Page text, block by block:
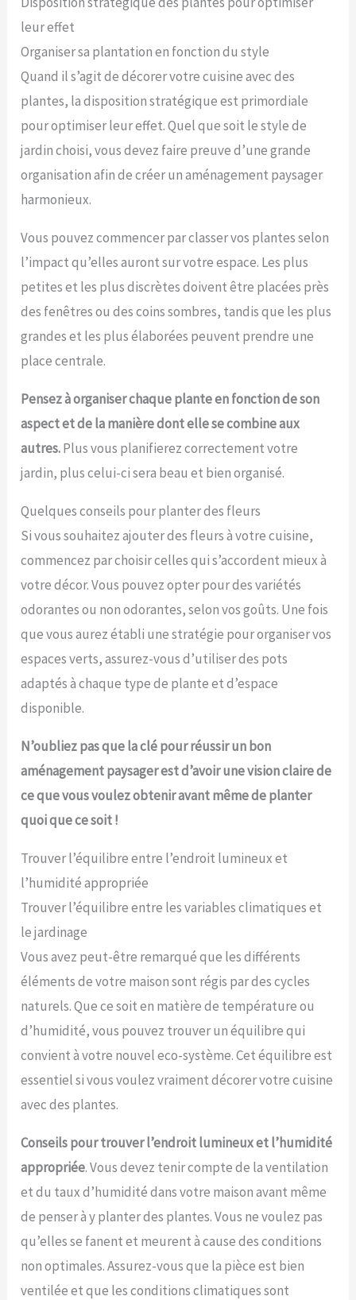
leur effet
Organiser sa plantation en fonction du style
Quand il s’agit de décorer votre cuisine avec des
plantes, la disposition stratégique est primordiale
pour optimiser leur effet. Quel que soit le style de
jardin choisi, vous devez faire preuve d’une grande
organisation afin de créer un aménagement paysager
harmonieux.
Vous pouvez commencer par classer vos plantes selon
l’impact qu’elles auront sur votre espace. Les plus
petites et les plus discrètes doivent être placées près
des fenêtres ou des coins sombres, tandis que les plus
grandes et les plus élaborées peuvent prendre une
place centrale.
Pensez à organiser chaque plante en fonction de son
aspect et de la manière dont elle se combine aux
autres.Plus vous planifierez correctement votre
jardin, plus celui-ci sera beau et bien organisé.
Quelques conseils pour planter des fleurs
Si vous souhaitez ajouter des fleurs à votre cuisine,
commencez par choisir celles qui s’accordent mieux à
votre décor. Vous pouvez opter pour des variétés
odorantes ou non odorantes, selon vos goûts. Une fois
que vous aurez établi une stratégie pour organiser vos
espaces verts, assurez-vous d’utiliser des pots
adaptés à chaque type de plante et d’espace
disponible.
N’oubliez pas que la clé pour réussir un bon
aménagement paysager est d’avoir une vision claire de
ce que vous voulez obtenir avant même de planter
quoi que ce soit !
Trouver l’équilibre entre l’endroit lumineux et
l’humidité appropriée
Trouver l’équilibre entre les variables climatiques et
le jardinage
Vous avez peut-être remarqué que les différents
éléments de votre maison sont régis par des cycles
naturels. Que ce soit en matière de température ou
d’humidité, vous pouvez trouver un équilibre qui
convient à votre nouvel eco-système. Cet équilibre est
essentiel si vous voulez vraiment décorer votre cuisine
avec des plantes.
Conseils pour trouver l’endroit lumineux et l’humidité
appropriée. Vous devez tenir compte de la ventilation
et du taux d’humidité dans votre maison avant même
de penser à y planter des plantes. Vous ne voulez pas
qu’elles se fanent et meurent à cause des conditions
non optimales. Assurez-vous que la pièce est bien
ventilée et que les conditions climatiques sont